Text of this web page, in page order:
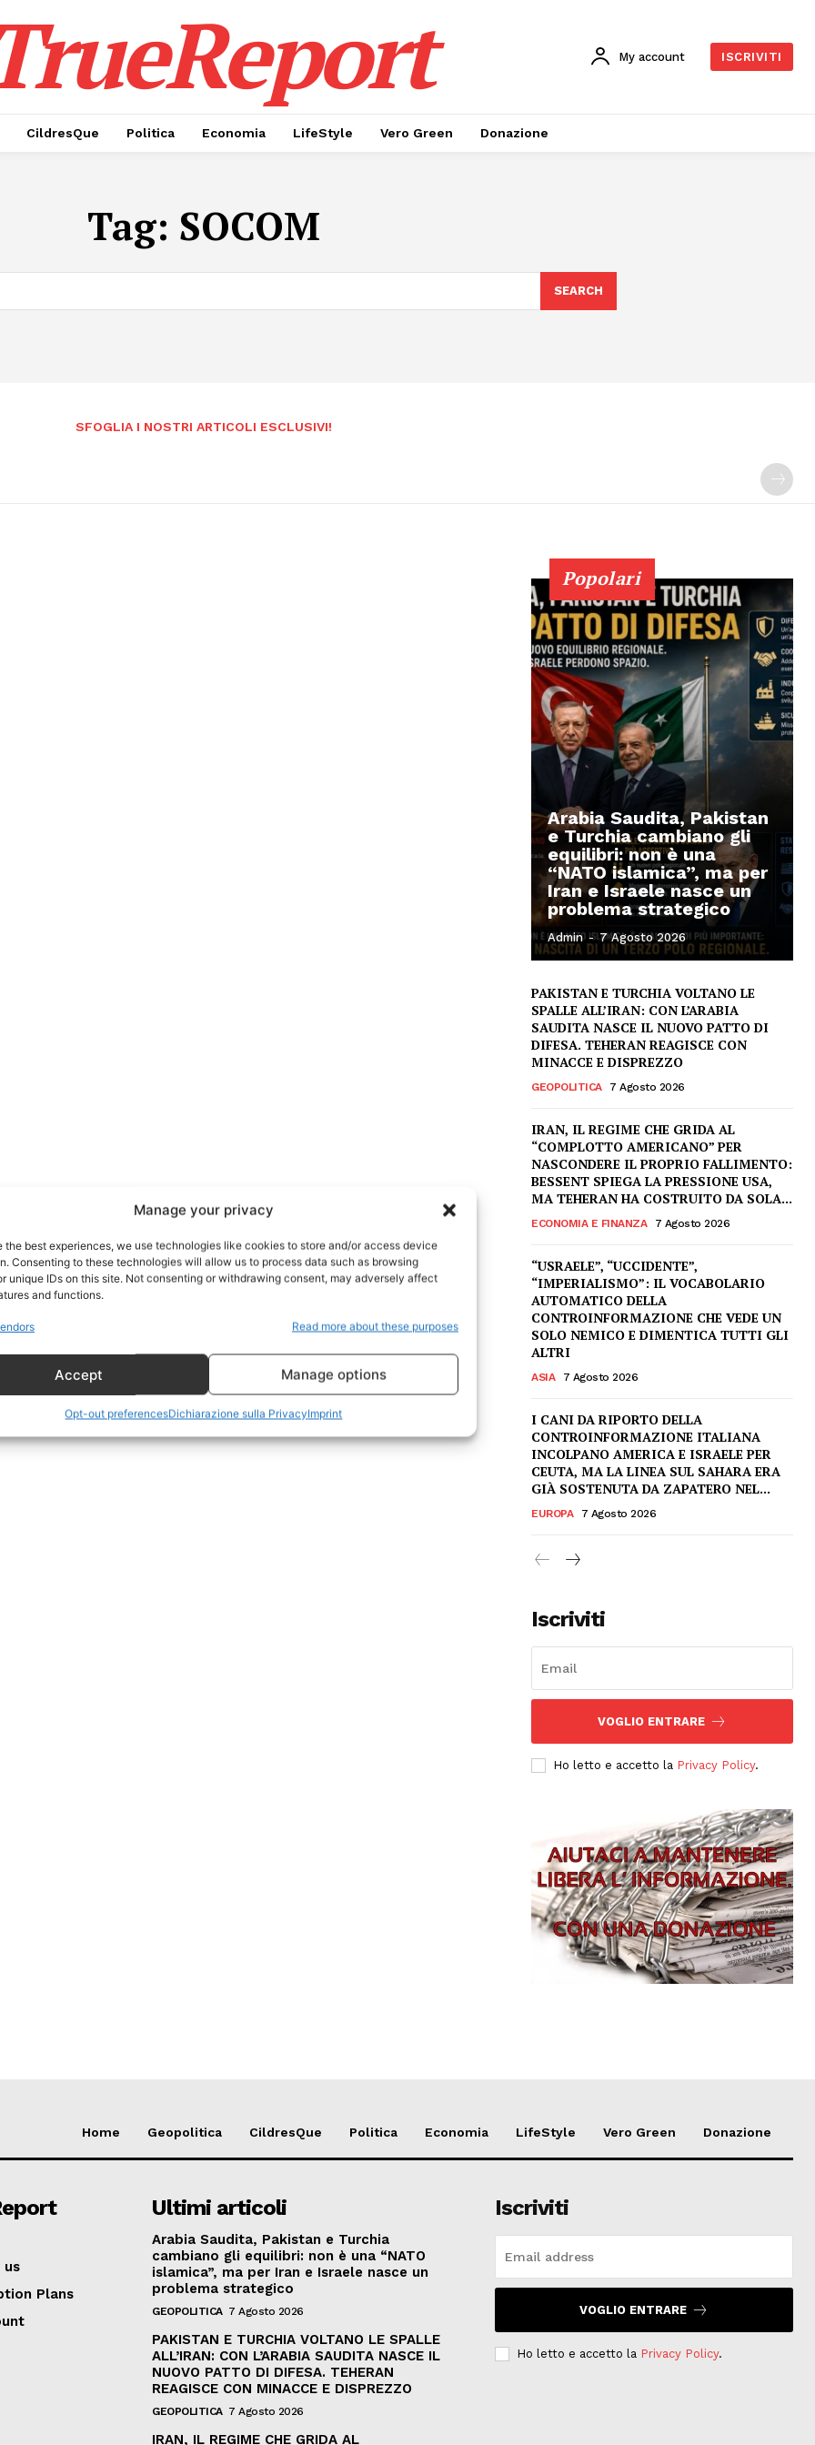
Manage your privacy
the best experiences, we use technologies like cookies to store and/or access device
Consenting to these technologies will allow us to process data such as browsing
unique IDs on this site. Not consenting or withdrawing consent, may adversely affect
and functions.
Read more about these purposes
Accept Manage options
Opt-out preferencesDichiarazione sulla PrivacyImprint
Geopolitica
My account ISCRIVITI
CildresQue Politica Economia LifeStyle Vero Green Donazione
Tag: SOCOM
SEARCH
SFOGLIA I NOSTRI ARTICOLI ESCLUSIVI!
Popolari
Arabia Saudita, Pakistan
e Turchia cambiano gli
equilibri: non è una
“NATO islamica”, ma per
Iran e Israele nasce un
problema strategico
Admin - 7 Agosto 2026
PAKISTAN E TURCHIA VOLTANO LE
SPALLE ALL’IRAN: CON L’ARABIA
SAUDITA NASCE IL NUOVO PATTO DI
DIFESA. TEHERAN REAGISCE CON
MINACCE E DISPREZZO
GEOPOLITICA 7 Agosto 2026
IRAN, IL REGIME CHE GRIDA AL
“COMPLOTTO AMERICANO” PER
NASCONDERE IL PROPRIO FALLIMENTO:
BESSENT SPIEGA LA PRESSIONE USA,
MA TEHERAN HA COSTRUITO DA SOLA...
ECONOMIA E FINANZA 7 Agosto 2026
“USRAELE”, “UCCIDENTE”,
“IMPERIALISMO”: IL VOCABOLARIO
AUTOMATICO DELLA
CONTROINFORMAZIONE CHE VEDE UN
SOLO NEMICO E DIMENTICA TUTTI GLI
ALTRI
ASIA 7 Agosto 2026
I CANI DA RIPORTO DELLA
CONTROINFORMAZIONE ITALIANA
INCOLPANO AMERICA E ISRAELE PER
CEUTA, MA LA LINEA SUL SAHARA ERA
GIÀ SOSTENUTA DA ZAPATERO NEL...
EUROPA 7 Agosto 2026
Iscriviti
VOGLIO ENTRARE
Ho letto e accetto la Privacy Policy.
Home Geopolitica CildresQue Politica Economia LifeStyle Vero Green Donazione
us
Plans
Ultimi articoli
Arabia Saudita, Pakistan e Turchia
cambiano gli equilibri: non è una “NATO
islamica”, ma per Iran e Israele nasce un
problema strategico
GEOPOLITICA 7 Agosto 2026
PAKISTAN E TURCHIA VOLTANO LE SPALLE
ALL’IRAN: CON L’ARABIA SAUDITA NASCE IL
NUOVO PATTO DI DIFESA. TEHERAN
REAGISCE CON MINACCE E DISPREZZO
GEOPOLITICA 7 Agosto 2026
IRAN, IL REGIME CHE GRIDA AL
Iscriviti
VOGLIO ENTRARE
Ho letto e accetto la Privacy Policy.